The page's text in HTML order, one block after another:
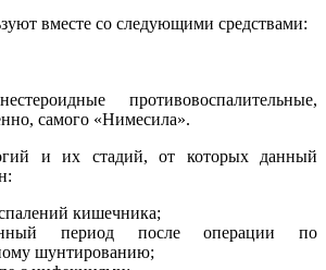
вместе со следующими средствами:
противовоспалительные,
самого «Нимесила».
и их стадий, от которых данный
кишечника;
период после операции по
шунтированию;